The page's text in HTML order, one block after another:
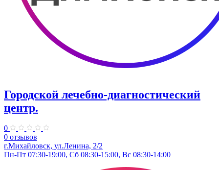
Городской лечебно-диагностический
центр.
0
0 отзывов
г.Михайловск, ул.Ленина, 2/2
Пн-Пт 07:30-19:00, Сб 08:30-15:00, Вс 08:30-14:00